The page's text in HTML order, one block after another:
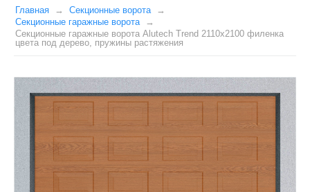
Главная
Секционные ворота
Секционные гаражные ворота
Секционные гаражные ворота Alutech Trend 2110x2100 филенка
цвета под дерево, пружины растяжения